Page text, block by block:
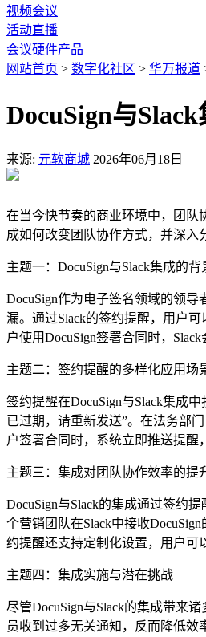
视频会议
活动直播
会议硬件产品
网站首页 > 数字化社区 > 华万报道
DocuSign与
来源: 元软商城 2026年06月18日
在当今快节奏的商业环境中，团队
成如何改变团队协作方式，并深入
主题一：DocuSign与Slack集成的
DocuSign作为电子签名领域的领
漏。通过Slack的签约提醒，用户
户使用DocuSign签署合同时，
主题二：签约提醒的多样化应用场
签约提醒在DocuSign与Slack集成
已过期，请重新发送”。在法务部
户签署合同时，系统立即推送提醒
主题三：集成对团队协作效率的提
DocuSign与Slack的集成通过签约
个营销团队在Slack中接收
约提醒还支持定制化设置，用户可
主题四：集成实施与潜在挑战
尽管DocuSign与Slack的集成带来
员收到过多无关通知，反而降低效